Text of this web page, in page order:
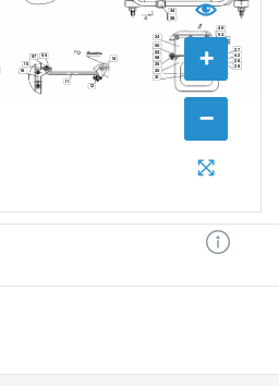
+
−
11
12
14
15
16
24
25
26
27
28
30
31
34
38
42
46
50
53
53
55
57 58